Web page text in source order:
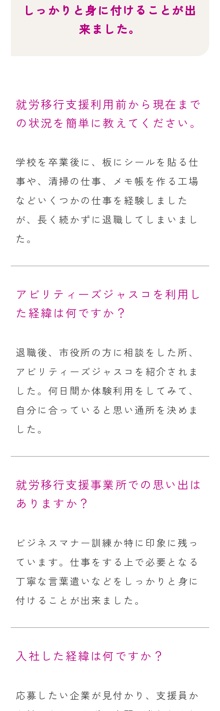
しっかりと身に付けることが出
来ました。
就労移行支援利用前から現在まで
の状況を簡単に教えてください。
学校を卒業後に、板にシールを貼る仕
事や、清掃の仕事、メモ帳を作る工場
などいくつかの仕事を経験しました
が、長く続かずに退職してしまいまし
た。
アビリティーズジャスコを利用し
た経緯は何ですか？
退職後、市役所の方に相談をした所、
アビリティーズジャスコを紹介されま
した。何日間か体験利用をしてみて、
自分に合っていると思い通所を決めま
した。
就労移行支援事業所での思い出は
ありますか？
ビジネスマナー訓練か特に印象に残っ
ています。仕事をする上で必要となる
丁寧な言葉遣いなどをしっかりと身に
付けることが出来ました。
入社した経緯は何ですか？
応募したい企業が見付かり、支援員か